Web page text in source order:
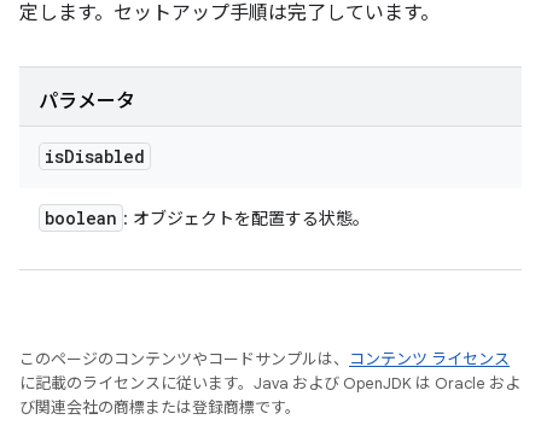
定します。セットアップ手順は完了しています。
パラメータ
isDisabled
boolean : オブジェクトを配置する状態。
このページのコンテンツやコードサンプルは、
コンテンツ ライセンス
に記載のライセンスに従います。Java および OpenJDK は Oracle およ
び関連会社の商標または登録商標です。